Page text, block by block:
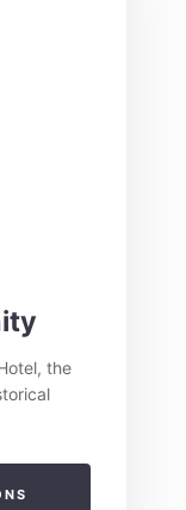
the